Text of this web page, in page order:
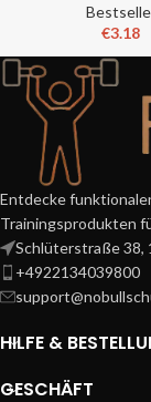
€3.18
Entdecke
Trainingsprodukten
Schlüterstraße 38,
+4922134039800
HILFE &
GESCHÄFT